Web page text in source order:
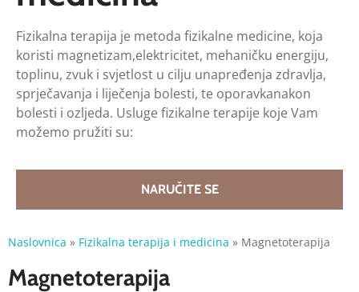
Fizikalna terapija je metoda fizikalne medicine, koja
koristi magnetizam,elektricitet, mehaničku energiju,
toplinu, zvuk i svjetlost u cilju unapređenja zdravlja,
sprječavanja i liječenja bolesti, te oporavkanakon
bolesti i ozljeda. Usluge fizikalne terapije koje Vam
možemo pružiti su:
NARUČITE SE
Naslovnica » Fizikalna terapija i medicina » Magnetoterapija
Magnetoterapija